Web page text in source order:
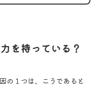
を持っている？
の１つは、こうであると